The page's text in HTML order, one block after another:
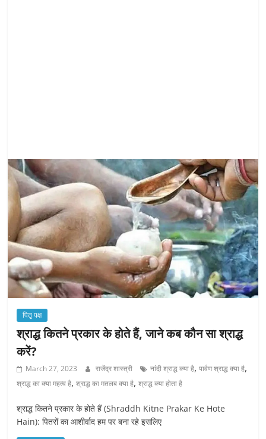
पितृ पक्ष
श्राद्ध कितने प्रकार के होते हैं, जाने कब कौन सा श्राद्ध
करें?
March 27, 2023 राजेंद्र शास्त्री नांदी श्राद्ध क्या है,पार्वण श्राद्ध क्या है,
श्राद्ध का क्या महत्व है,श्राद्ध का मतलब क्या है,श्राद्ध क्या होता है
श्राद्ध कितने प्रकार के होते हैं (Shraddh Kitne Prakar Ke Hote
Hain): पितरों का आशीर्वाद हम पर बना रहे इसलिए